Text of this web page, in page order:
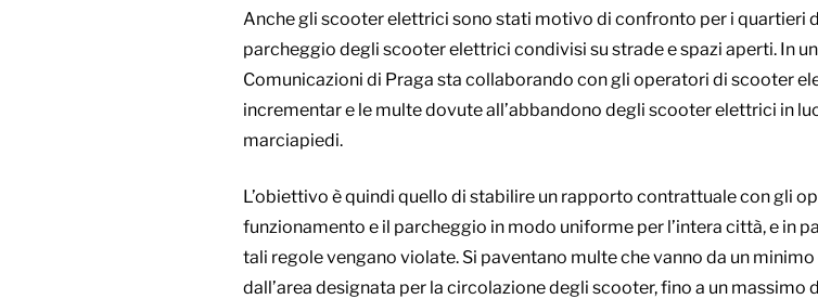
Anche gli scooter elettrici sono stati motivo di confronto per i quartieri
parcheggio degli scooter elettrici condivisi su strade e spazi aperti. In
Comunicazioni di Praga sta collaborando con gli operatori di scooter
incrementar e le multe dovute all’abbandono degli scooter elettrici in
marciapiedi.
L’obiettivo è quindi quello di stabilire un rapporto contrattuale con gli
funzionamento e il parcheggio in modo uniforme per l’intera città, e in
tali regole vengano violate. Si paventano multe che vanno da un
dall’area designata per la circolazione degli scooter, fino a un